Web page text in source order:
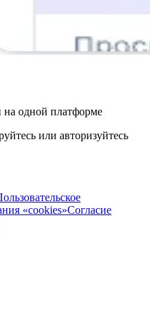
на одной платформе
или авторизуйтесь
«cookies»Согласие